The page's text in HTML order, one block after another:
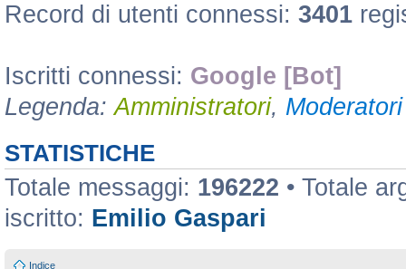
Record di utenti connessi: 3401
Iscritti connessi: Google [Bot]
Legenda:Amministratori,
STATISTICHE
Totale messaggi: 196222 • Totale
iscritto: Emilio Gaspari
Indice